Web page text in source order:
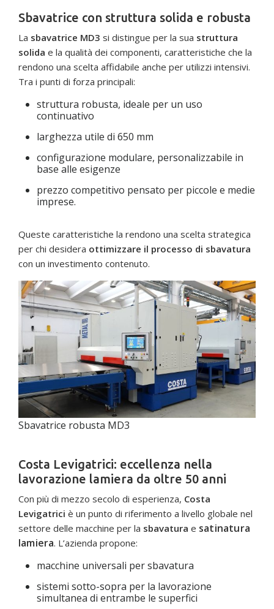
Sbavatrice con struttura solida e robusta
La sbavatrice MD3 si distingue per la sua struttura
solida e la qualità dei componenti, caratteristiche che la
rendono una scelta affidabile anche per utilizzi intensivi.
Tra i punti di forza principali:
struttura robusta, ideale per un uso
continuativo
larghezza utile di 650 mm
configurazione modulare, personalizzabile in
base alle esigenze
prezzo competitivo pensato per piccole e medie
imprese.
Queste caratteristiche la rendono una scelta strategica
per chi desidera ottimizzare il processo di sbavatura
con un investimento contenuto.
Sbavatrice robusta MD3
Costa Levigatrici: eccellenza nella
lavorazione lamiera da oltre 50 anni
Con più di mezzo secolo di esperienza, Costa
Levigatrici è un punto di riferimento a livello globale nel
settore delle macchine per la sbavatura e satinatura
lamiera. L’azienda propone:
macchine universali per sbavatura
sistemi sotto-sopra per la lavorazione
simultanea di entrambe le superfici